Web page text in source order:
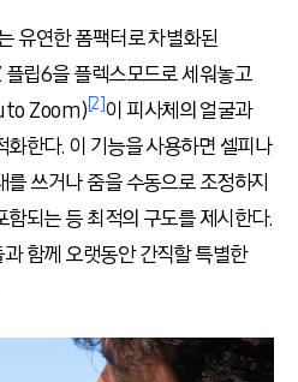
유연한 폼팩터로 차별화된
플립6을 플렉스모드로 세워놓고
Zoom)[2]이 피사체의 얼굴과
화한다. 이 기능을 사용하면 셀피나
쓰거나 줌을 수동으로 조정하지
되는 등 최적의 구도를 제시한다.
함께 오랫동안 간직할 특별한